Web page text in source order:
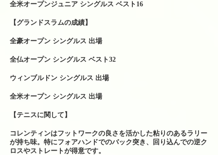
全米オープンジュニア シングルス ベスト16
【グランドスラムの成績】
全豪オープン シングルス 出場
全仏オープン シングルス ベスト32
ウィンブルドン シングルス 出場
全米オープン シングルス 出場
【テニスに関して】
コレンティンはフットワークの良さを活かした粘りのあるラリー
が持ち味。特にフォアハンドでのバック突き、回り込んでの逆ク
ロスやストレートが得意です。
ボール関係
アクセス・お問い合わせ
駐車場への行き方
駐車場への行き方（西宮北口・伊丹・尼崎方面か
ら来られる場合）